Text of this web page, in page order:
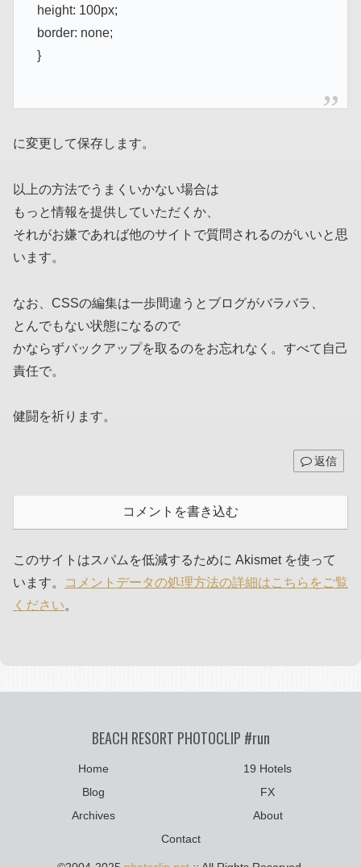
height: 100px;
border: none;
}
に変更して保存します。
以上の方法でうまくいかない場合は
もっと情報を提供していただくか、
それがお嫌であれば他のサイトで質問されるのがいいと思
います。
なお、CSSの編集は一歩間違うとブログがバラバラ、
とんでもない状態になるので
かならずバックアップを取るのをお忘れなく。すべて自己
責任で。
健闘を祈ります。
返信
コメントを書き込む
このサイトはスパムを低減するために Akismet を使って
います。
コメントデータの処理方法の詳細はこちらをご覧
ください。
BEACH RESORT PHOTOCLIP #run
Home
19 Hotels
Blog
FX
Archives
About
Contact